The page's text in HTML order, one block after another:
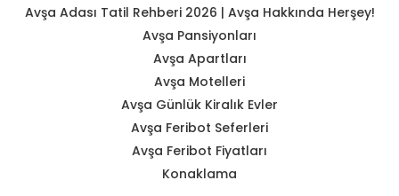
Avşa Adası Tatil Rehberi 2026 | Avşa Hakkında Herşey!
Avşa Pansiyonları
Avşa Apartları
Avşa Motelleri
Avşa Günlük Kiralık Evler
Avşa Feribot Seferleri
Avşa Feribot Fiyatları
Konaklama